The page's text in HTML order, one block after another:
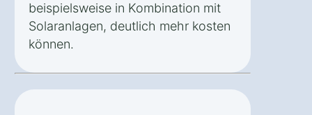
beispielsweise in Kombination mit
Solaranlagen, deutlich mehr kosten
können.